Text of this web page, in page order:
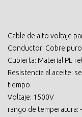
Cable de alto voltaje
Conductor: Cobre
Cubierta: Material PE
Resistencia al aceite:
tiempo
Voltaje: 1500V
rango de temperatura: